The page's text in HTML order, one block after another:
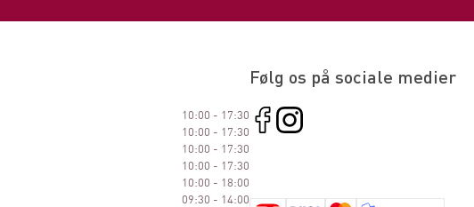
10:00 - 17:30
10:00 - 17:30
10:00 - 17:30
10:00 - 17:30
10:00 - 18:00
09:30 - 14:00
Følg os på sociale medier